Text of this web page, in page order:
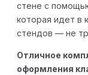
стене с
которая идет в
стендов — не
Отличное
оформления